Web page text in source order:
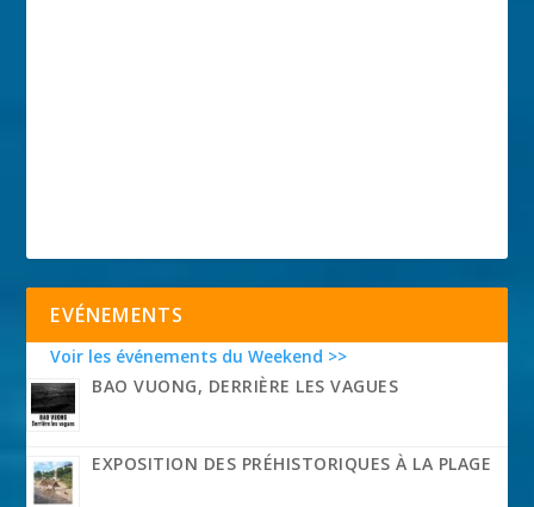
EVÉNEMENTS
Voir les événements du Weekend >>
BAO VUONG, DERRIÈRE LES VAGUES
EXPOSITION DES PRÉHISTORIQUES À LA PLAGE